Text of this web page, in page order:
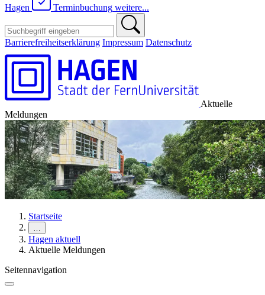
Hagen Terminbuchung weitere...
Barrierefreiheitserklärung Impressum Datenschutz
Aktuelle
Meldungen
Startseite
…
Hagen aktuell
Aktuelle Meldungen
Seitennavigation